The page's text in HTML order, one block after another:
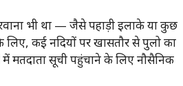
भी था — जैसे पहाड़ी इलाके या कुछ
कई नदियों पर खासतौर से पुलो का
में मतदाता सूची पहुंचाने के लिए नौसैनिक